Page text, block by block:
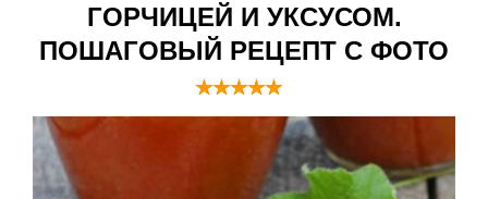
ГОРЧИЦЕЙ И УКСУСОМ.
ПОШАГОВЫЙ РЕЦЕПТ С ФОТО